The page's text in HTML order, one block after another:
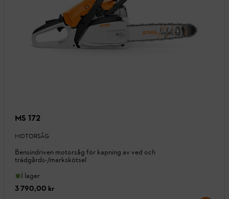
MS 172
MOTORSÅG
Bensindriven motorsåg för kapning av ved och
trädgårds-/markskötsel
I lager
3 790,00 kr